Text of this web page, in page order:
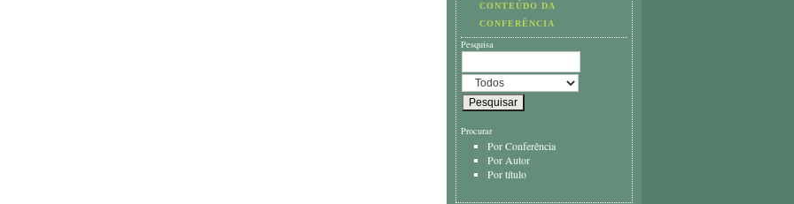
CONTEÚDO DA
CONFERÊNCIA
Pesquisa
Procurar
Por Conferência
Por Autor
Por título